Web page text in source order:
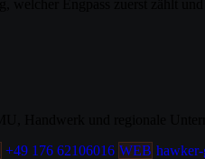
+49 176 62106016 WEB